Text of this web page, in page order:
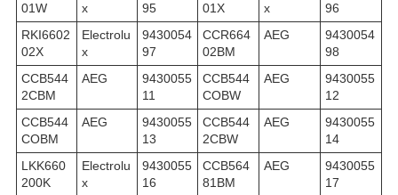
01W
x
95
01X
x
96
RKI6602
02X
Electrolu
x
9430054
97
CCR664
02BM
AEG
9430054
98
CCB544
2CBM
AEG
9430055
11
CCB544
COBW
AEG
9430055
12
CCB544
COBM
AEG
9430055
13
CCB544
2CBW
AEG
9430055
14
LKK660
200K
Electrolu
x
9430055
16
CCB564
81BM
AEG
9430055
17